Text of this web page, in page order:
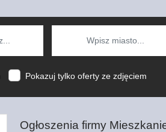
Pokazuj tylko oferty ze zdjęciem
Ogłoszenia firmy